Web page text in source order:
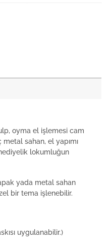
oyma el işlemesi cam
metal sahan, el yapımı
lokumluğun
yada metal sahan
bir tema işlenebilir.
uygulanabilir.)